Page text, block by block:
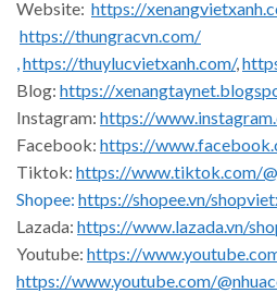
Website: https://
https://thungracvn.com/
,https://thuylucvietxanh.com/,
Blog: https://
Instagram: https://
Facebook: https://
Tiktok: https://www.tiktok.com/
Shopee: https://shopee.vn/
Lazada: https://www.lazada.vn/
Youtube: https://
https://www.youtube.com/